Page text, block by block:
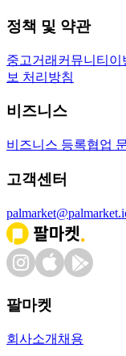
정책 및 약관
중고거래 커뮤니티 이
보 처리방침
비즈니스
비즈니스 등록협업
고객센터
팔마켓
회사소개 채용